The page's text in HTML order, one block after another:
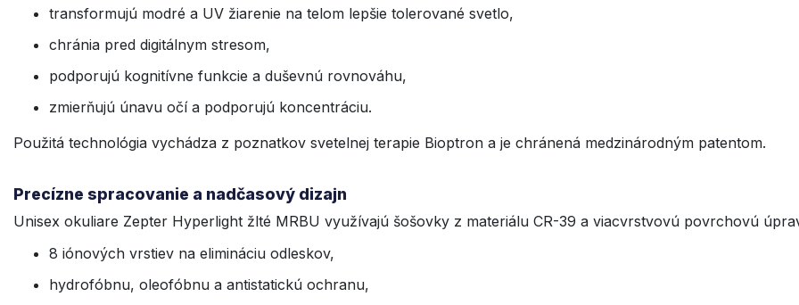
transformujú modré a UV žiarenie na telom lepšie tolerované svetlo,
chránia pred digitálnym stresom,
podporujú kognitívne funkcie a duševnú rovnováhu,
zmierňujú únavu očí a podporujú koncentráciu.
Použitá technológia vychádza z poznatkov svetelnej terapie Bioptron a je chránená medzinárodným patentom.
Precízne spracovanie a nadčasový dizajn
Unisex okuliare Zepter Hyperlight žlté MRBU využívajú šošovky z materiálu CR-39 a viacvrstvovú povrchovú
8 iónových vrstiev na elimináciu odleskov,
hydrofóbnu, oleofóbnu a antistatickú ochranu,